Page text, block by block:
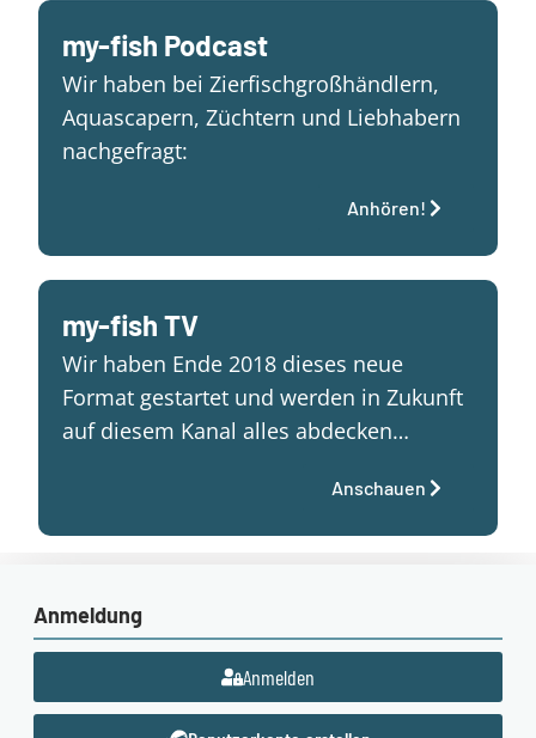
my-fish Podcast
Wir haben bei Zierfischgroßhändlern,
Aquascapern, Züchtern und Liebhabern
nachgefragt:
Anhören!
my-fish TV
Wir haben Ende 2018 dieses neue
Format gestartet und werden in Zukunft
auf diesem Kanal alles abdecken…
Anschauen
Anmeldung
Anmelden